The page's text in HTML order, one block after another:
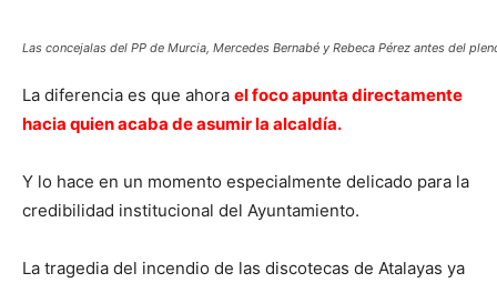
Las concejalas del PP de Murcia, Mercedes Bernabé y Rebeca Pérez antes del
La diferencia es que ahora el foco apunta directamente
hacia quien acaba de asumir la alcaldía.
Y lo hace en un momento especialmente delicado para la
credibilidad institucional del Ayuntamiento.
La tragedia del incendio de las discotecas de Atalayas ya